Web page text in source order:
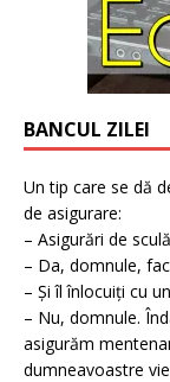
BANCUL ZILEI
Un tip care se dă
de asigurare:
– Asigurări de
– Da, domnule,
– Și îl înlocuiți cu
– Nu, domnule.
asigurăm
dumneavoastre